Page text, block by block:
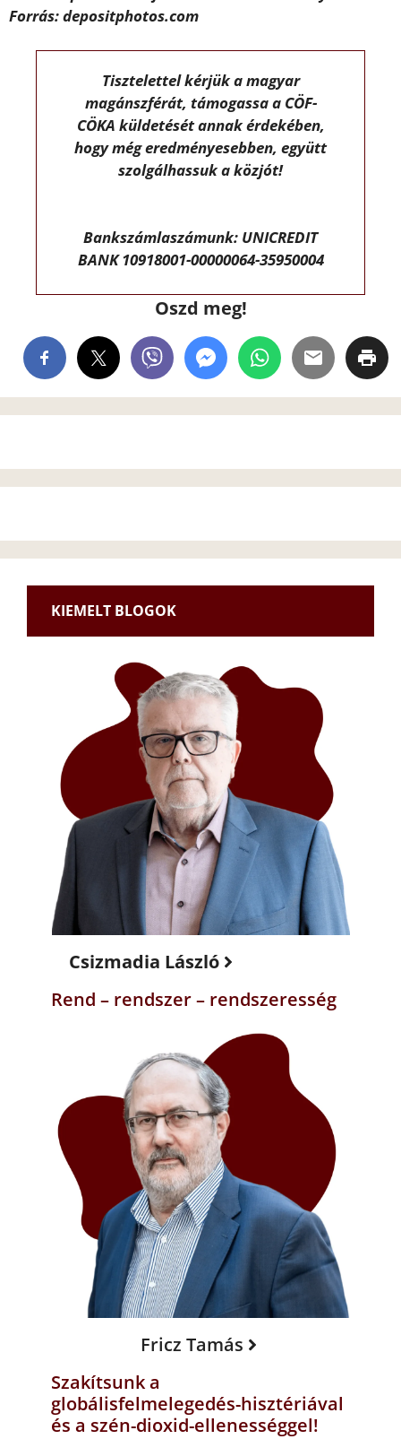
Forrás: depositphotos.com
Tisztelettel kérjük a magyar
magánszférát, támogassa a CÖF-
CÖKA küldetését annak érdekében,
hogy még eredményesebben, együtt
szolgálhassuk a közjót!
Bankszámlaszámunk: UNICREDIT
BANK 10918001-00000064-35950004
Oszd meg!
KIEMELT BLOGOK
Csizmadia László
Rend – rendszer – rendszeresség
Fricz Tamás
Szakítsunk a
globálisfelmelegedés-hisztériával
és a szén-dioxid-ellenességgel!